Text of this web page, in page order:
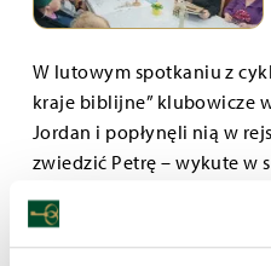
W lutowym spotkaniu z
kraje biblijne” klubowicze
Jordan i popłynęli nią w
zwiedzić Petrę – wykute w
wyobraźni i palcem po
mnóstwo zdjęć